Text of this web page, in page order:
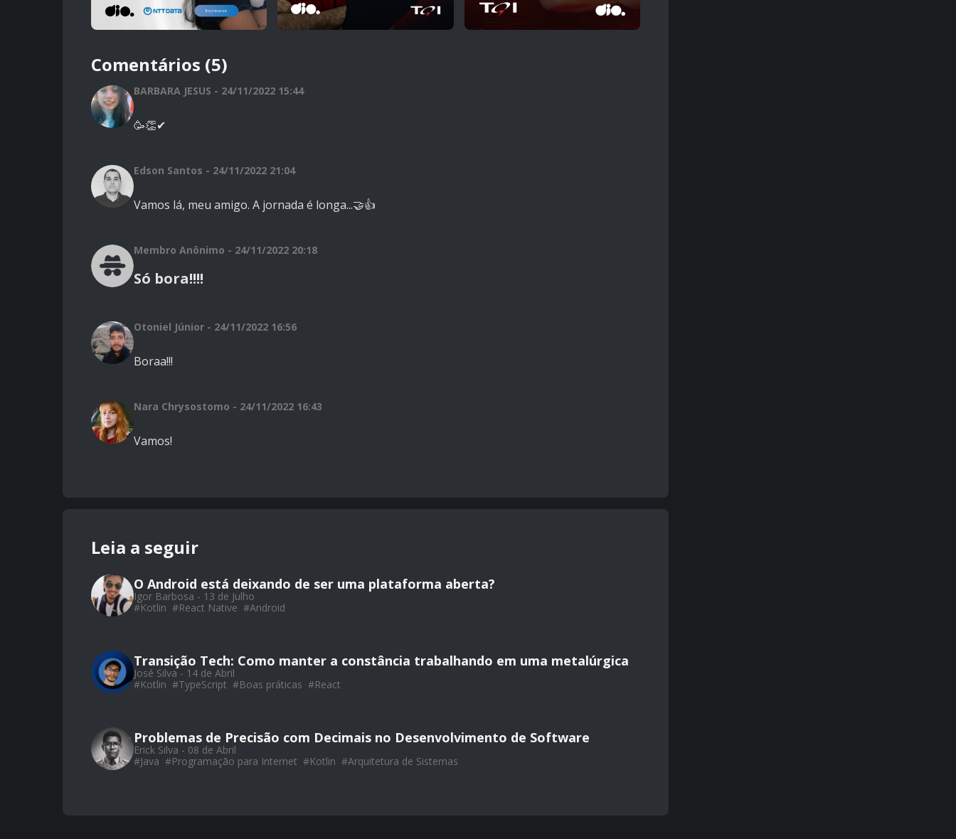
Comentários (5)
BARBARA JESUS - 24/11/2022 15:44
🥳👏✔
Edson Santos - 24/11/2022 21:04
Vamos lá, meu amigo. A jornada é longa...🤝👍
Membro Anônimo - 24/11/2022 20:18
Só bora!!!!
Otoniel Júnior - 24/11/2022 16:56
Boraa!!!
Nara Chrysostomo - 24/11/2022 16:43
Vamos!
Leia a seguir
O Android está deixando de ser uma plataforma aberta?
Igor Barbosa - 13 de Julho
#Kotlin #React Native #Android
Transição Tech: Como manter a constância trabalhando em uma metalúrgica
José Silva - 14 de Abril
#Kotlin #TypeScript #Boas práticas #React
Problemas de Precisão com Decimais no Desenvolvimento de Software
Erick Silva - 08 de Abril
#Java #Programação para Internet #Kotlin #Arquitetura de Sistemas